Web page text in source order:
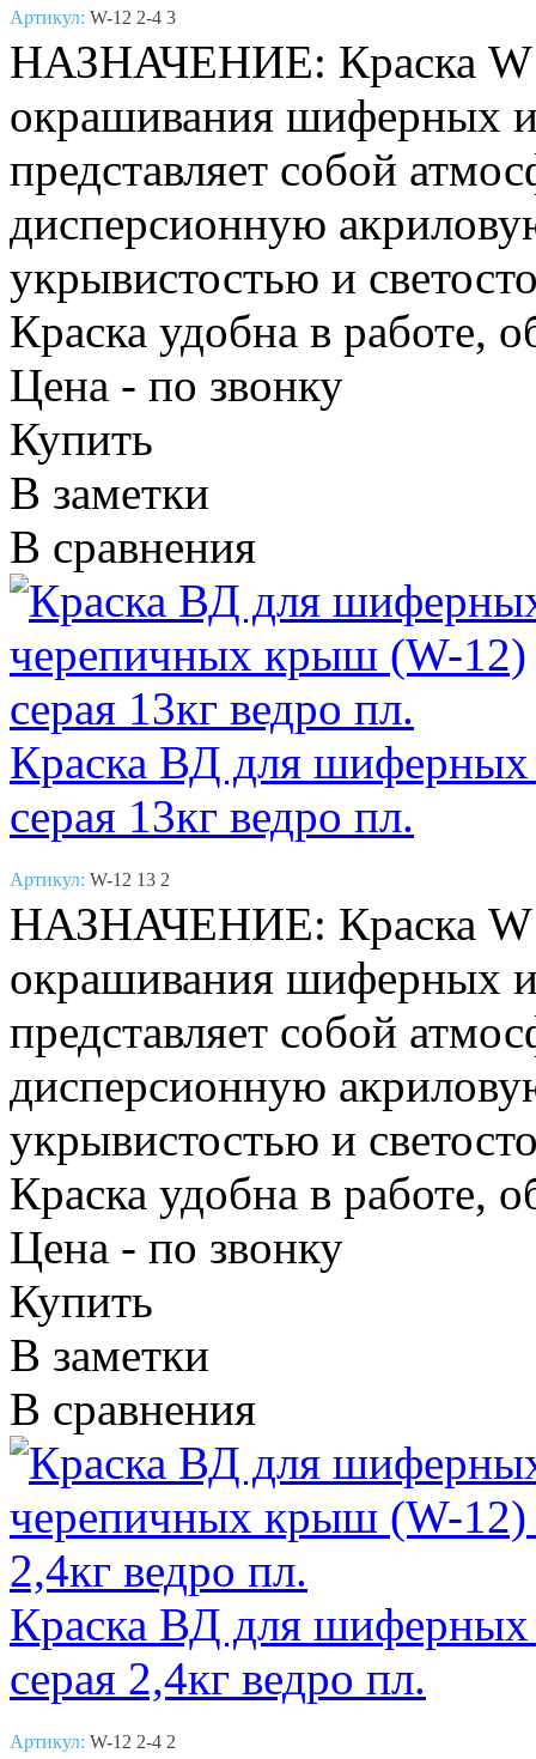
Артикул: W-12 2-4 3
НАЗНАЧЕНИЕ: Краска
окрашивания шиферных
представляет собой
дисперсионную
укрывистостью и
Краска удобна в работе,
Цена - по звонку
Купить
В заметки
В сравнения
Краска ВД для
серая 13кг ведро пл.
Артикул: W-12 13 2
НАЗНАЧЕНИЕ: Краска
окрашивания шиферных
представляет собой
дисперсионную
укрывистостью и
Краска удобна в работе,
Цена - по звонку
Купить
В заметки
В сравнения
Краска ВД для
серая 2,4кг ведро пл.
Артикул: W-12 2-4 2